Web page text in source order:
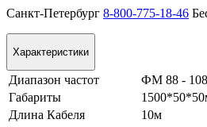
Санкт-Петербург 8-800-775-18-46
Характеристики
Диапазон частот
ФМ 88 -
Габариты
Длина Кабеля
10м